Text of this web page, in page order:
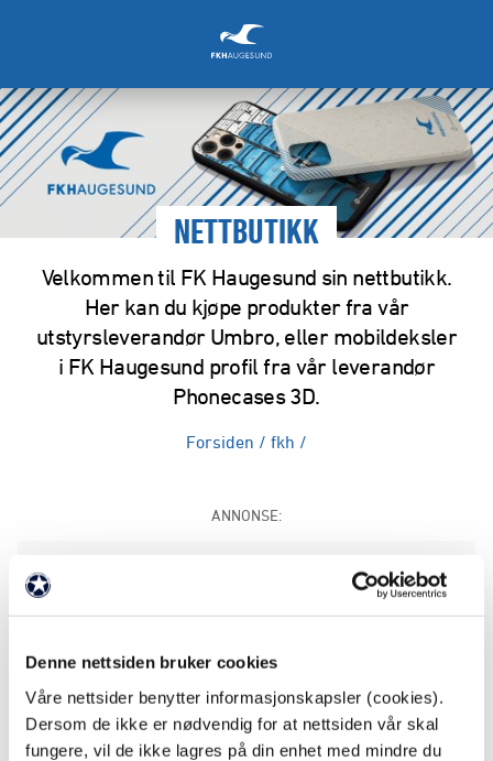
Denne nettsiden bruker cookies
Våre nettsider benytter informasjonskapsler (cookies).
Dersom de ikke er nødvendig for at nettsiden vår skal
fungere, vil de ikke lagres på din enhet med mindre du
NETTBUTIKK
Velkommen til FK Haugesund sin nettbutikk.
Her kan du kjøpe produkter fra vår
utstyrsleverandør Umbro, eller mobildeksler
i FK Haugesund profil fra vår leverandør
Phonecases 3D.
Forsiden / fkh /
ANNONSE:
Om du ikke har anledning til å besøke
FKHButikken på Haugesund Sparebank Arena, kan
vår utstyrsleverandør UMBRO, eller hos Intersport
Ta turen til FK Haugesund Umbro nettbutikk